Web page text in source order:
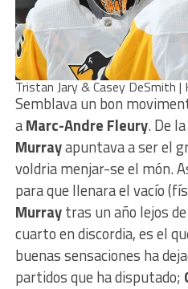
Tristan Jary & Casey DeSmith
Semblava un bon
aMarc-Andre Fleury. De
Murrayapuntava a ser el
voldria menjar-se el món.
para que llenara el vacío
Murraytras un año lejos
cuarto en discordia, es el
buenas sensaciones ha
partidos que ha disputado;